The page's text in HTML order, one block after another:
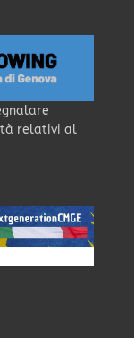
relativi al